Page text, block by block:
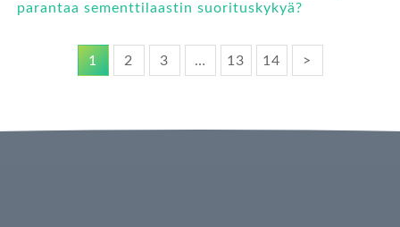
parantaa sementtilaastin suorituskykyä?
1 2 3 … 13 14 >